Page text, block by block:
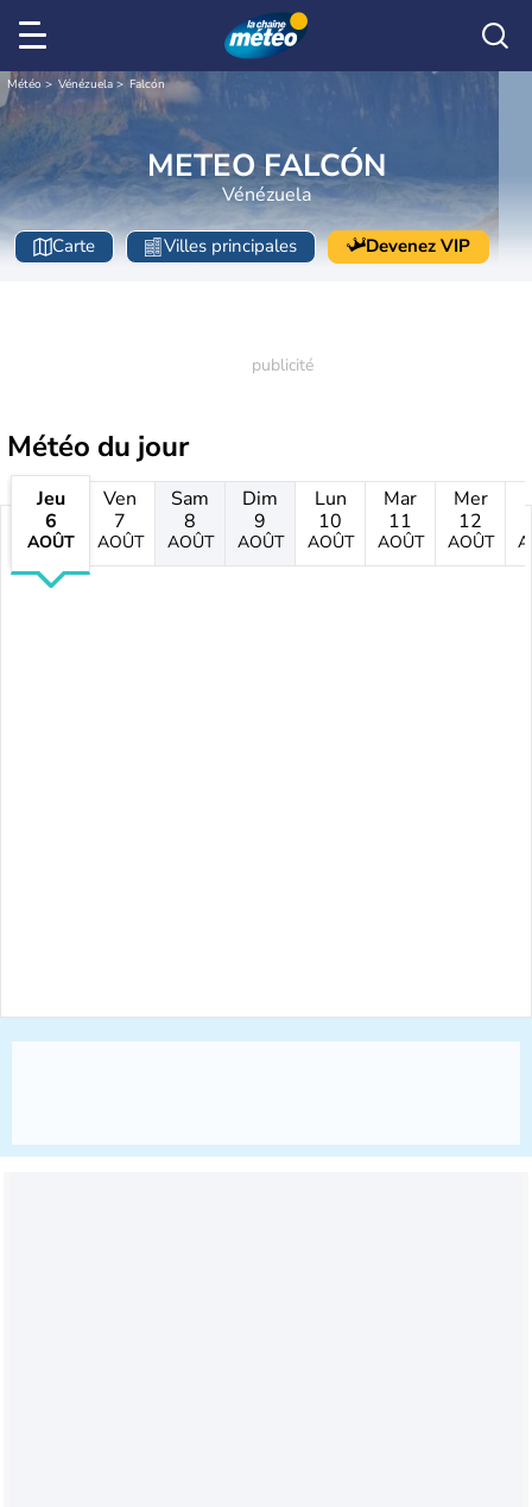
Météo Vénézuela Falcón
METEO FALCÓN
Vénézuela
Carte Villes principales Devenez VIP
Météo du jour
Jeu
6
AOÛT
Ven
7
AOÛT
Sam
8
AOÛT
Dim
9
AOÛT
Lun
10
AOÛT
Mar
11
AOÛT
Mer
12
AOÛT